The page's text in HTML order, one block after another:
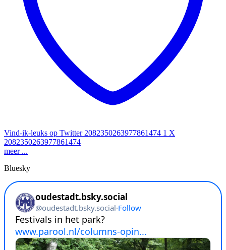
Vind-ik-leuks op Twitter 2082350263977861474 1 X
2082350263977861474
meer ...
Bluesky